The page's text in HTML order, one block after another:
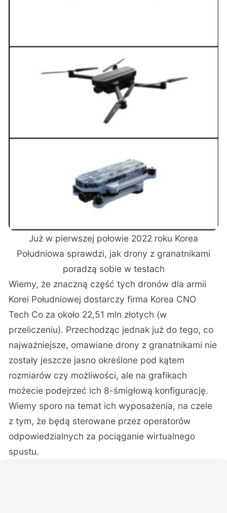
Już w pierwszej połowie 2022 roku Korea
Południowa sprawdzi, jak drony z granatnikami
poradzą sobie w testach
Wiemy, że znaczną część tych dronów dla armii
Korei Południowej dostarczy firma Korea CNO
Tech Co za około 22,51 mln złotych (w
przeliczeniu). Przechodząc jednak już do tego, co
najważniejsze, omawiane drony z granatnikami nie
zostały jeszcze jasno określone pod kątem
rozmiarów czy możliwości, ale na grafikach
możecie podejrzeć ich 8-śmigłową konfigurację.
Wiemy sporo na temat ich wyposażenia, na czele
z tym, że będą sterowane przez operatorów
odpowiedzialnych za pociąganie wirtualnego
spustu.